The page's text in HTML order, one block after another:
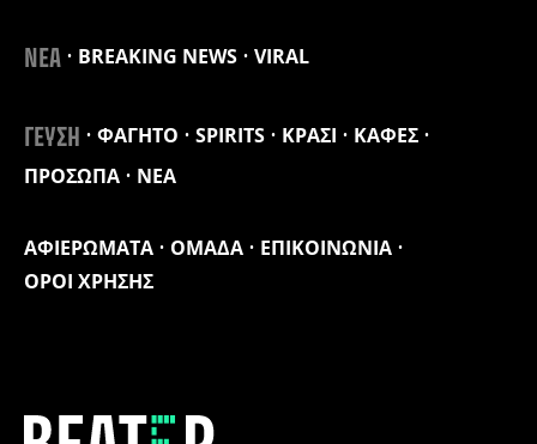
ΑΦΙΕΡΩΜΑΤΑ ΟΜΑΔΑ
ΕΠΙΚΟΙΝΩΝΙΑ
ΟΡΟΙ ΧΡΗΣΗΣ
ΝΕΑ BREAKING NEWS VIRAL
ΓΕΥΣΗ ΦΑΓΗΤΟ SPIRITS ΚΡΑΣΙ
ΚΑΦΕΣ
ΠΡΟΣΩΠΑ
ΝΕΑ